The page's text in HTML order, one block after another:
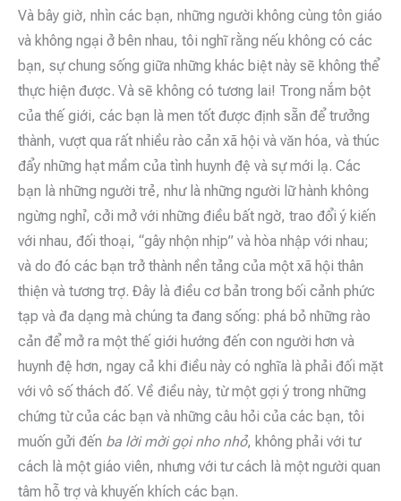
Và bây giờ, nhìn các bạn, những người không cùng tôn giáo
và không ngại ở bên nhau, tôi nghĩ rằng nếu không có các
bạn, sự chung sống giữa những khác biệt này sẽ không thể
thực hiện được. Và sẽ không có tương lai! Trong nắm bột
của thế giới, các bạn là men tốt được định sẵn để trưởng
thành, vượt qua rất nhiều rào cản xã hội và văn hóa, và thúc
đẩy những hạt mầm của tình huynh đệ và sự mới lạ. Các
bạn là những người trẻ, như là những người lữ hành không
ngừng nghỉ, cởi mở với những điều bất ngờ, trao đổi ý kiến
với nhau, đối thoại, “gây nhộn nhịp” và hòa nhập với nhau;
và do đó các bạn trở thành nền tảng của một xã hội thân
thiện và tương trợ. Đây là điều cơ bản trong bối cảnh phức
tạp và đa dạng mà chúng ta đang sống: phá bỏ những rào
cản để mở ra một thế giới hướng đến con người hơn và
huynh đệ hơn, ngay cả khi điều này có nghĩa là phải đối mặt
với vô số thách đố. Về điều này, từ một gợi ý trong những
chứng từ của các bạn và những câu hỏi của các bạn, tôi
muốn gửi đến ba lời mời gọi nho nhỏ, không phải với tư
cách là một giáo viên, nhưng với tư cách là một người quan
tâm hỗ trợ và khuyến khích các bạn.